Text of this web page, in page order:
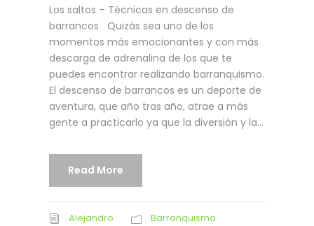
Los saltos – Técnicas en descenso de
barrancos Quizás sea uno de los
momentos más emocionantes y con más
descarga de adrenalina de los que te
puedes encontrar realizando barranquismo.
El descenso de barrancos es un deporte de
aventura, que año tras año, atrae a más
gente a practicarlo ya que la diversión y la...
Read More
Alejandro Barranquismo